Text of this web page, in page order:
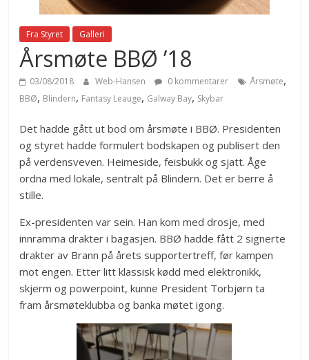
Fra Styret Galleri
Årsmøte BBØ ’18
03/08/2018 Web-Hansen 0 kommentarer Årsmøte,
BBØ, Blindern, Fantasy Leauge, Galway Bay, Skybar
Det hadde gått ut bod om årsmøte i BBØ. Presidenten
og styret hadde formulert bodskapen og publisert den
på verdensveven. Heimeside, feisbukk og sjatt. Åge
ordna med lokale, sentralt på Blindern. Det er berre å
stille.
Ex-presidenten var sein. Han kom med drosje, med
innramma drakter i bagasjen. BBØ hadde fått 2 signerte
drakter av Brann på årets supportertreff, før kampen
mot engen. Etter litt klassisk kødd med elektronikk,
skjerm og powerpoint, kunne President Torbjørn ta
fram årsmøteklubba og banka møtet igong.